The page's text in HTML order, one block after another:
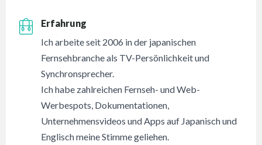
Erfahrung
Ich arbeite seit 2006 in der japanischen
Fernsehbranche als TV-Persönlichkeit und
Synchronsprecher.
Ich habe zahlreichen Fernseh- und Web-
Werbespots, Dokumentationen,
Unternehmensvideos und Apps auf Japanisch und
Englisch meine Stimme geliehen.